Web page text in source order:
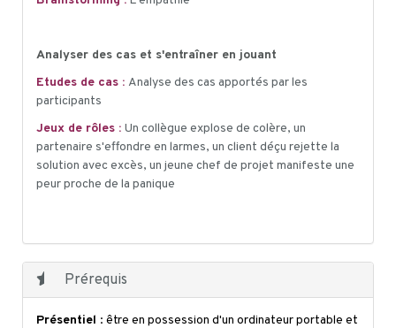
Analyser des cas et s'entraîner en jouant
Etudes de cas : Analyse des cas apportés par les
participants
Jeux de rôles : Un collègue explose de colère, un
partenaire s'effondre en larmes, un client déçu rejette la
solution avec excès, un jeune chef de projet manifeste une
peur proche de la panique
Prérequis
Présentiel : être en possession d'un ordinateur portable et